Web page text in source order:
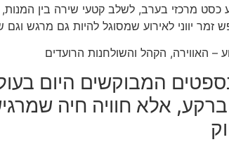
כסט מרכזי בערב, לשלב קטעי שירה בין
זמר יווני לאירוע שמסוגל להיות גם מרגש
– האווירה, הקהל והשולחנות הרועדים
המבוקשים היום
אלא חוויה חיה